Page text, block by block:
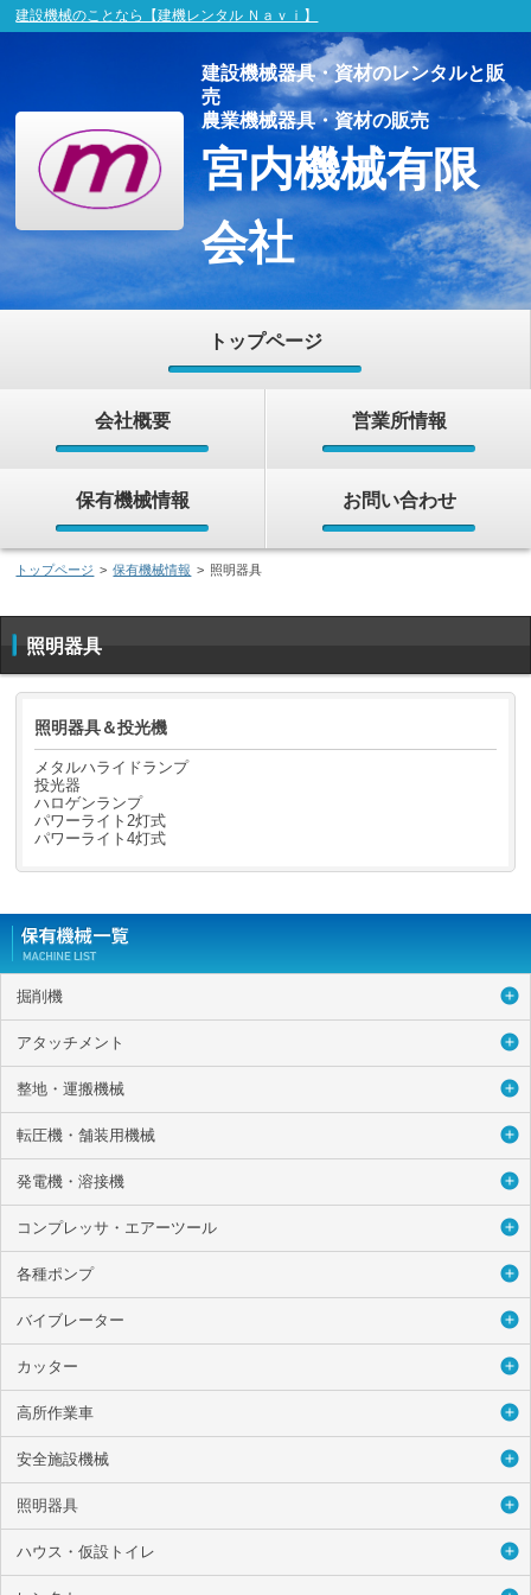
建設機械のことなら【建機レンタル Ｎａｖｉ】
建設機械器具・資材のレンタルと販
売
農業機械器具・資材の販売
宮内機械有限
会社
トップページ
会社概要 営業所情報
保有機械情報 お問い合わせ
トップページ > 保有機械情報 > 照明器具
照明器具
照明器具＆投光機
メタルハライドランプ
投光器
ハロゲンランプ
パワーライト2灯式
パワーライト4灯式
掘削機
アタッチメント
整地・運搬機械
転圧機・舗装用機械
発電機・溶接機
コンプレッサ・エアーツール
各種ポンプ
バイブレーター
カッター
高所作業車
安全施設機械
照明器具
ハウス・仮設トイレ